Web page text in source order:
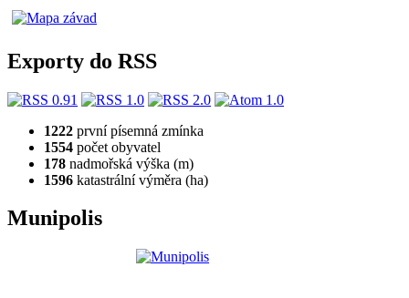
Exporty do RSS
1222 první písemná zmínka
1554 počet obyvatel
178 nadmořská výška (m)
1596 katastrální výměra (ha)
Munipolis